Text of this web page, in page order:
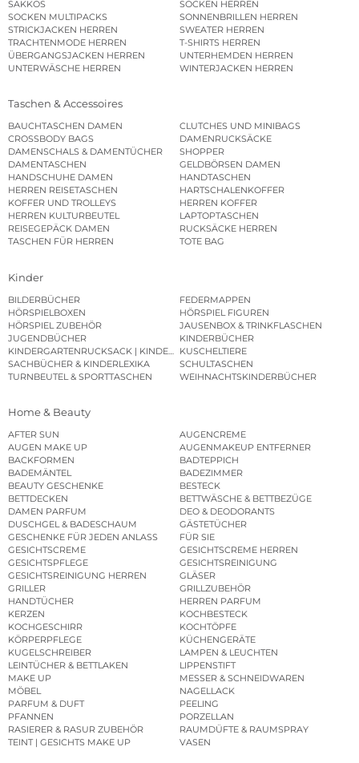
SAKKOS
SOCKEN HERREN
SOCKEN MULTIPACKS
SONNENBRILLEN HERREN
STRICKJACKEN HERREN
SWEATER HERREN
TRACHTENMODE HERREN
T-SHIRTS HERREN
ÜBERGANGSJACKEN HERREN
UNTERHEMDEN HERREN
UNTERWÄSCHE HERREN
WINTERJACKEN HERREN
Taschen & Accessoires
BAUCHTASCHEN DAMEN
CLUTCHES UND MINIBAGS
CROSSBODY BAGS
DAMENRUCKSÄCKE
DAMENSCHALS & DAMENTÜCHER
SHOPPER
DAMENTASCHEN
GELDBÖRSEN DAMEN
HANDSCHUHE DAMEN
HANDTASCHEN
HERREN REISETASCHEN
HARTSCHALENKOFFER
KOFFER UND TROLLEYS
HERREN KOFFER
HERREN KULTURBEUTEL
LAPTOPTASCHEN
REISEGEPÄCK DAMEN
RUCKSÄCKE HERREN
TASCHEN FÜR HERREN
TOTE BAG
Kinder
BILDERBÜCHER
FEDERMAPPEN
HÖRSPIELBOXEN
HÖRSPIEL FIGUREN
HÖRSPIEL ZUBEHÖR
JAUSENBOX & TRINKFLASCHEN
JUGENDBÜCHER
KINDERBÜCHER
KINDERGARTENRUCKSACK | KINDERGARTENBEUTEL
KUSCHELTIERE
SACHBÜCHER & KINDERLEXIKA
SCHULTASCHEN
TURNBEUTEL & SPORTTASCHEN
WEIHNACHTSKINDERBÜCHER
Home & Beauty
AFTER SUN
AUGENCREME
AUGEN MAKE UP
AUGENMAKEUP ENTFERNER
BACKFORMEN
BADTEPPICH
BADEMÄNTEL
BADEZIMMER
BEAUTY GESCHENKE
BESTECK
BETTDECKEN
BETTWÄSCHE & BETTBEZÜGE
DAMEN PARFUM
DEO & DEODORANTS
DUSCHGEL & BADESCHAUM
GÄSTETÜCHER
GESCHENKE FÜR JEDEN ANLASS
FÜR SIE
GESICHTSCREME
GESICHTSCREME HERREN
GESICHTSPFLEGE
GESICHTSREINIGUNG
GESICHTSREINIGUNG HERREN
GLÄSER
GRILLER
GRILLZUBEHÖR
HANDTÜCHER
HERREN PARFUM
KERZEN
KOCHBESTECK
KOCHGESCHIRR
KOCHTÖPFE
KÖRPERPFLEGE
KÜCHENGERÄTE
KUGELSCHREIBER
LAMPEN & LEUCHTEN
LEINTÜCHER & BETTLAKEN
LIPPENSTIFT
MAKE UP
MESSER & SCHNEIDWAREN
MÖBEL
NAGELLACK
PARFUM & DUFT
PEELING
PFANNEN
PORZELLAN
RASIERER & RASUR ZUBEHÖR
RAUMDÜFTE & RAUMSPRAY
TEINT | GESICHTS MAKE UP
VASEN